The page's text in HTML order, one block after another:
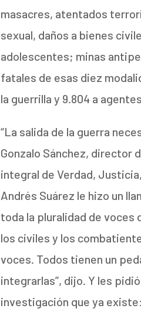
masacres, atentados
sexual, daños a bienes
adolescentes; minas
fatales de esas diez
la guerrilla y 9.804 a
“La salida de la guerra
Gonzalo Sánchez, director
integral de Verdad,
Andrés Suárez le hizo un
toda la pluralidad de
los civiles y los
voces. Todos tienen un
integrarlas”, dijo. Y les
investigación que ya